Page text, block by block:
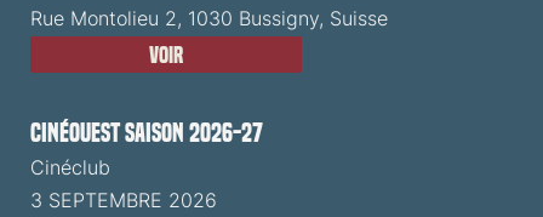
Rue Montolieu 2, 1030 Bussigny, Suisse
Voir
CinéOuest Saison 2026-27
Cinéclub
3 SEPTEMBRE 2026